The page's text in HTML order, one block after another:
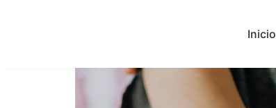
Inicio